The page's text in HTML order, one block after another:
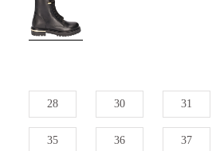
28 30 31
35 36 37